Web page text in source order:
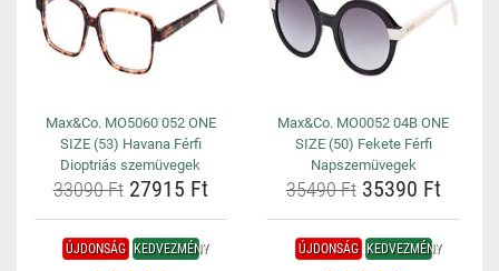
Max&Co. MO5060 052 ONE
SIZE (53) Havana Férfi
Dioptriás szemüvegek
33090 Ft27915 Ft
Max&Co. MO0052 04B ONE
SIZE (50) Fekete Férfi
Napszemüvegek
35490 Ft35390 Ft
ÚJDONSÁG KEDVEZMÉNY ÚJDONSÁG KEDVEZMÉNY